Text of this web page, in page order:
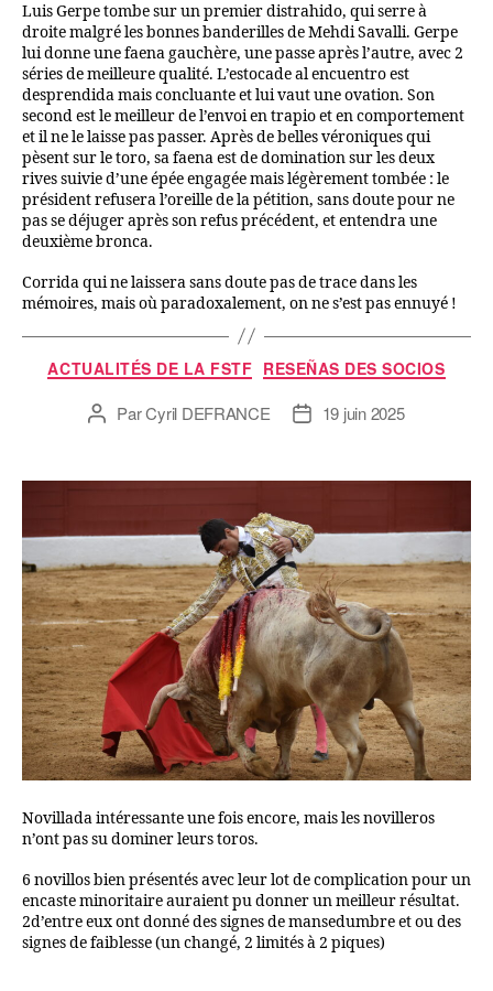
Luis Gerpe tombe sur un premier distrahido, qui serre à
droite malgré les bonnes banderilles de Mehdi Savalli. Gerpe
lui donne une faena gauchère, une passe après l’autre, avec 2
séries de meilleure qualité. L’estocade al encuentro est
desprendida mais concluante et lui vaut une ovation. Son
second est le meilleur de l’envoi en trapio et en comportement
et il ne le laisse pas passer. Après de belles véroniques qui
pèsent sur le toro, sa faena est de domination sur les deux
rives suivie d’une épée engagée mais légèrement tombée : le
président refusera l’oreille de la pétition, sans doute pour ne
pas se déjuger après son refus précédent, et entendra une
deuxième bronca.
Corrida qui ne laissera sans doute pas de trace dans les
mémoires, mais où paradoxalement, on ne s’est pas ennuyé !
ACTUALITÉS DE LA FSTF RESEÑAS DES SOCIOS
ParCyril DEFRANCE 19 juin 2025
Novillada intéressante une fois encore, mais les novilleros
n’ont pas su dominer leurs toros.
6 novillos bien présentés avec leur lot de complication pour un
encaste minoritaire auraient pu donner un meilleur résultat.
2d’entre eux ont donné des signes de mansedumbre et ou des
signes de faiblesse (un changé, 2 limités à 2 piques)